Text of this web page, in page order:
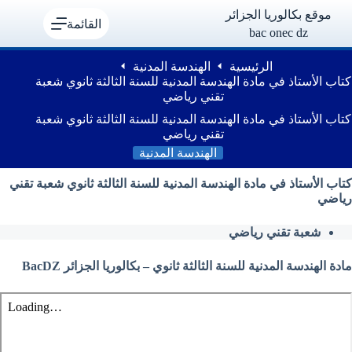
موقع بكالوريا الجزائر
bac onec dz
القائمة
الرئيسية
الهندسة المدنية
كتاب الأستاذ في مادة الهندسة المدنية للسنة الثالثة ثانوي شعبة
تقني رياضي
كتاب الأستاذ في مادة الهندسة المدنية للسنة الثالثة ثانوي شعبة
تقني رياضي
الهندسة المدنية
كتاب الأستاذ في مادة الهندسة المدنية للسنة الثالثة ثانوي شعبة تقني
رياضي
شعبة تقني رياضي
مادة الهندسة المدنية للسنة الثالثة ثانوي – بكالوريا الجزائر BacDZ